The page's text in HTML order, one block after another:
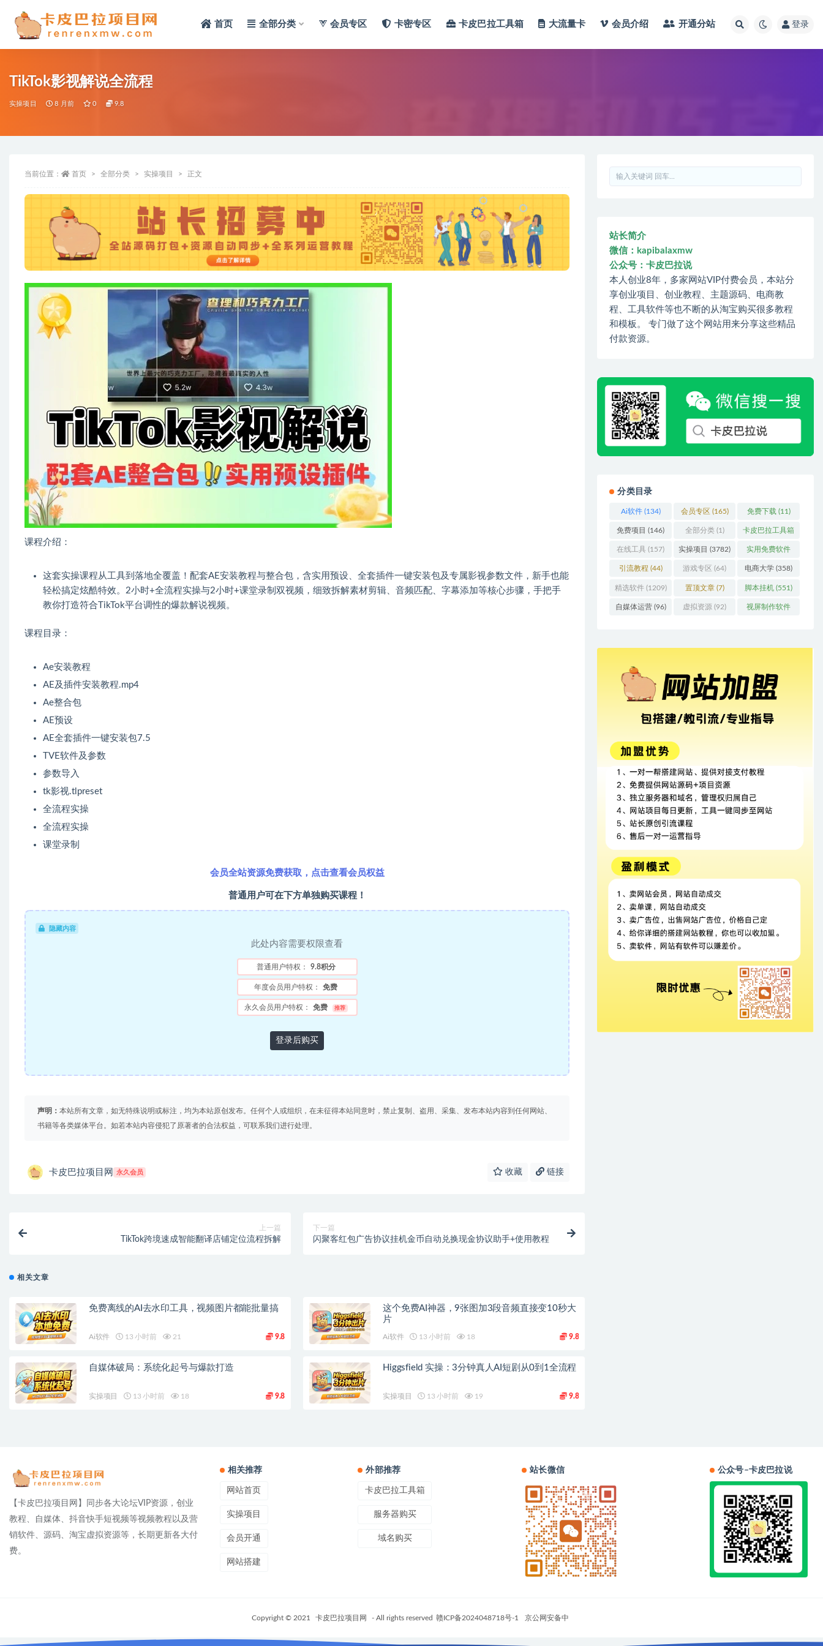
首页 全部分类 会员专区 卡密专区 卡皮巴拉工具箱 大流量卡 会员介绍 开通分站 登录
TikTok影视解说全流程
实操项目 8 月前 0 9.8
当前位置： 首页 全部分类 实操项目 正文
课程介绍：
这套实操课程从工具到落地全覆盖！配套AE安装教程与整合包，含实用预设、全套插件一键安装包及专属影视参数文件，新手也能
轻松搞定炫酷特效。2小时+全流程实操与2小时+课堂录制双视频，细致拆解素材剪辑、音频匹配、字幕添加等核心步骤，手把手
教你打造符合TikTok平台调性的爆款解说视频。
课程目录：
Ae安装教程
AE及插件安装教程.mp4
Ae整合包
AE预设
AE全套插件一键安装包7.5
TVE软件及参数
参数导入
tk影视.tlpreset
全流程实操
全流程实操
课堂录制
会员全站资源免费获取，点击查看会员权益
普通用户可在下方单独购买课程！
隐藏内容
此处内容需要权限查看
普通用户特权： 9.8积分
年度会员用户特权： 免费
永久会员用户特权： 免费 推荐
登录后购买
声明： 本站所有文章，如无特殊说明或标注，均为本站原创发布。任何个人或组织，在未征得本站同意时，禁止复制、盗用、采集、发布本站内容到任何网站、
书籍等各类媒体平台。如若本站内容侵犯了原著者的合法权益，可联系我们进行处理。
卡皮巴拉项目网 永久会员 收藏 链接
上一篇
TikTok跨境速成智能翻译店铺定位流程拆解
下一篇
闪聚客红包广告协议挂机金币自动兑换现金协议助手+使用教程
相关文章
免费离线的AI去水印工具，视频图片都能批量搞
Ai软件 13 小时前 21 9.8
这个免费AI神器，9张图加3段音频直接变10秒大
片
Ai软件 13 小时前 18 9.8
自媒体破局：系统化起号与爆款打造
实操项目 13 小时前 18 9.8
Higgsfield 实操：3分钟真人AI短剧从0到1全流程
实操项目 13 小时前 19 9.8
站长简介
微信：kapibalaxmw
公众号：卡皮巴拉说
本人创业8年，多家网站VIP付费会员，本站分
享创业项目、创业教程、主题源码、电商教
程、工具软件等也不断的从淘宝购买很多教程
和模板。 专门做了这个网站用来分享这些精品
付款资源。
分类目录
Ai软件(134) 会员专区 (165) 免费下载 (11)
免费项目 (146) 全部分类(1) 卡皮巴拉工具箱
(3)
在线工具 (157) 实操项目 (3782) 实用免费软件
(415)
引流教程 (44) 游戏专区 (64) 电商大学 (358)
精选软件(1209) 置顶文章(7) 脚本挂机 (551)
自媒体运营(96) 虚拟资源 (92) 视屏制作软件
【卡皮巴拉项目网】同步各大论坛VIP资源，创业
教程、自媒体、抖音快手短视频等视频教程以及营
销软件、源码、淘宝虚拟资源等，长期更新各大付
费。
相关推荐
网站首页
实操项目
会员开通
网站搭建
外部推荐
卡皮巴拉工具箱
服务器购买
域名购买
站长微信 公众号–卡皮巴拉说
Copyright © 2021 卡皮巴拉项目网 - All rights reserved 赣ICP备2024048718号-1 京公网安备中